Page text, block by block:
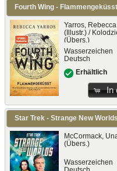
Fourth Wing - Flammengeküsst
Yarros,
(Illustr.) /
(Übers.)
Wasserzeichen
Deutsch
Erhältlich
In
Star Trek - Strange New Worlds
McCormack,
(Übers.)
Wasserzeichen